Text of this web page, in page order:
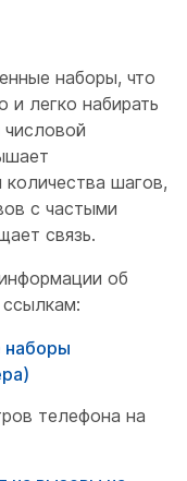
наборы, что
и легко набирать
шагов,
с частыми
связь.
об
наборы
телефона на